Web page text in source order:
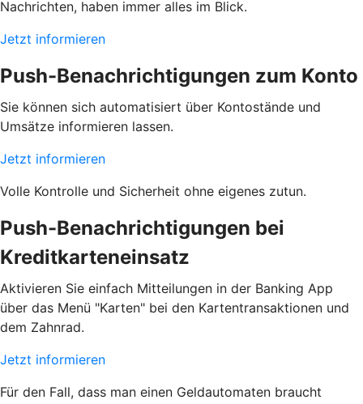
Nachrichten, haben immer alles im Blick.
Jetzt informieren
Push-Benachrichtigungen zum Konto
Sie können sich automatisiert über Kontostände und
Umsätze informieren lassen.
Jetzt informieren
Volle Kontrolle und Sicherheit ohne eigenes zutun.
Push-Benachrichtigungen bei
Kreditkarteneinsatz
Aktivieren Sie einfach Mitteilungen in der Banking App
über das Menü "Karten" bei den Kartentransaktionen und
dem Zahnrad.
Jetzt informieren
Für den Fall, dass man einen Geldautomaten braucht